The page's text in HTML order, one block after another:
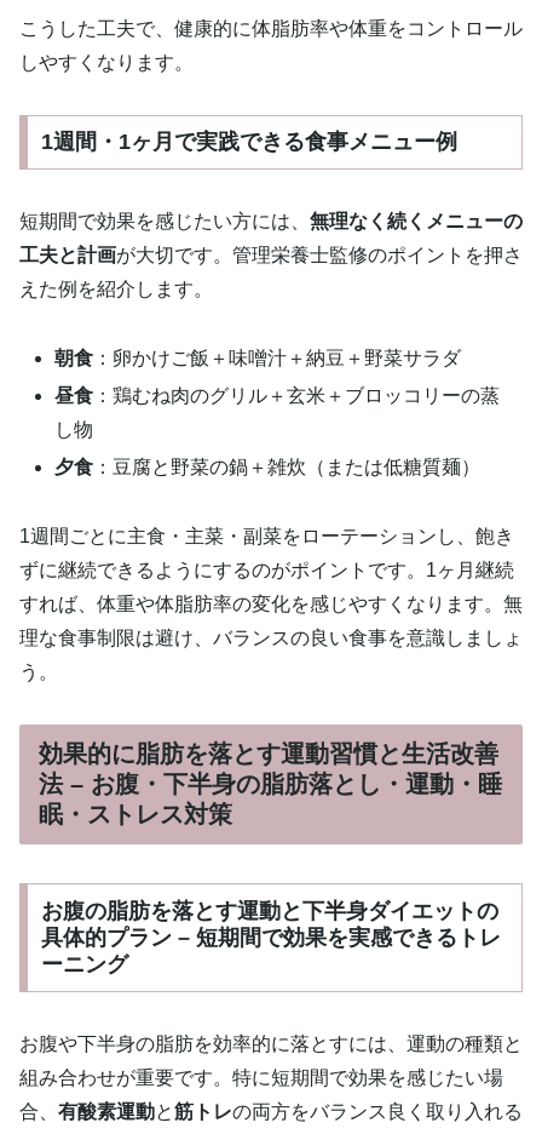
こうした工夫で、健康的に体脂肪率や体重をコントロール
しやすくなります。
1週間・1ヶ月で実践できる食事メニュー例
短期間で効果を感じたい方には、 無理なく続くメニューの
工夫と計画が大切です。管理栄養士監修のポイントを押さ
えた例を紹介します。
朝食 ：卵かけご飯＋味噌汁＋納豆＋野菜サラダ
昼食 ：鶏むね肉のグリル＋玄米＋ブロッコリーの蒸
し物
夕食 ：豆腐と野菜の鍋＋雑炊（または低糖質麺）
1週間ごとに主食・主菜・副菜をローテーションし、飽き
ずに継続できるようにするのがポイントです。1ヶ月継続
すれば、体重や体脂肪率の変化を感じやすくなります。無
理な食事制限は避け、バランスの良い食事を意識しましょ
う。
効果的に脂肪を落とす運動習慣と生活改善
法 – お腹・下半身の脂肪落とし・運動・睡
眠・ストレス対策
お腹の脂肪を落とす運動と下半身ダイエットの
具体的プラン – 短期間で効果を実感できるトレ
ーニング
お腹や下半身の脂肪を効率的に落とすには、運動の種類と
組み合わせが重要です。特に短期間で効果を感じたい場
合、 有酸素運動と筋トレの両方をバランス良く取り入れる